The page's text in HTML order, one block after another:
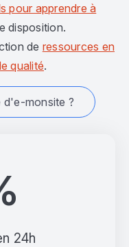
24h
pour apprendre à
disposition.
de ressources en
qualité.
d'e-monsite ?